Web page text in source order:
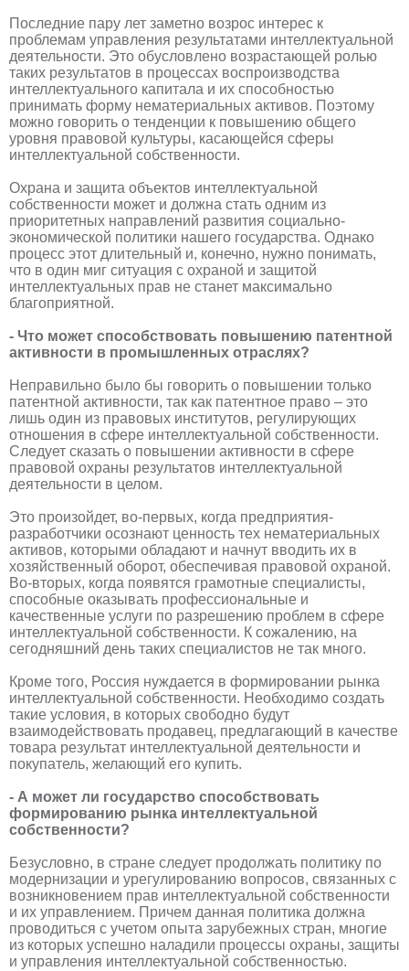
Последние пару лет заметно возрос интерес к
проблемам управления результатами интеллектуальной
деятельности. Это обусловлено возрастающей ролью
таких результатов в процессах воспроизводства
интеллектуального капитала и их способностью
принимать форму нематериальных активов. Поэтому
можно говорить о тенденции к повышению общего
уровня правовой культуры, касающейся сферы
интеллектуальной собственности.
Охрана и защита объектов интеллектуальной
собственности может и должна стать одним из
приоритетных направлений развития социально-
экономической политики нашего государства. Однако
процесс этот длительный и, конечно, нужно понимать,
что в один миг ситуация с охраной и защитой
интеллектуальных прав не станет максимально
благоприятной.
- Что может способствовать повышению патентной
активности в промышленных отраслях?
Неправильно было бы говорить о повышении только
патентной активности, так как патентное право – это
лишь один из правовых институтов, регулирующих
отношения в сфере интеллектуальной собственности.
Следует сказать о повышении активности в сфере
правовой охраны результатов интеллектуальной
деятельности в целом.
Это произойдет, во-первых, когда предприятия-
разработчики осознают ценность тех нематериальных
активов, которыми обладают и начнут вводить их в
хозяйственный оборот, обеспечивая правовой охраной.
Во-вторых, когда появятся грамотные специалисты,
способные оказывать профессиональные и
качественные услуги по разрешению проблем в сфере
интеллектуальной собственности. К сожалению, на
сегодняшний день таких специалистов не так много.
Кроме того, Россия нуждается в формировании рынка
интеллектуальной собственности. Необходимо создать
такие условия, в которых свободно будут
взаимодействовать продавец, предлагающий в качестве
товара результат интеллектуальной деятельности и
покупатель, желающий его купить.
- А может ли государство способствовать
формированию рынка интеллектуальной
собственности?
Безусловно, в стране следует продолжать политику по
модернизации и урегулированию вопросов, связанных с
возникновением прав интеллектуальной собственности
и их управлением. Причем данная политика должна
проводиться с учетом опыта зарубежных стран, многие
из которых успешно наладили процессы охраны, защиты
и управления интеллектуальной собственностью.